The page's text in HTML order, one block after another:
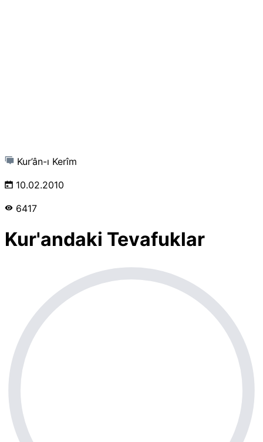
Kur’ân-ı Kerîm
10.02.2010
6417
Kur'andaki Tevafuklar